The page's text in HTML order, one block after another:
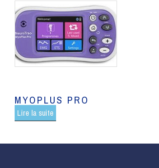
MYOPLUS PRO
Lire la suite